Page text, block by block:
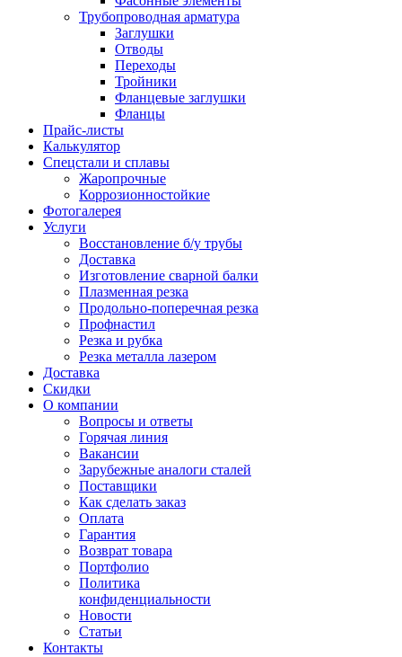
Трубопроводная арматура
Заглушки
Отводы
Переходы
Тройники
Фланцевые заглушки
Фланцы
Прайс-листы
Калькулятор
Спецстали и сплавы
Жаропрочные
Коррозионностойкие
Фотогалерея
Услуги
Восстановление б/у трубы
Доставка
Изготовление сварной балки
Плазменная резка
Продольно-поперечная резка
Профнастил
Резка и рубка
Резка металла лазером
Доставка
Скидки
О компании
Вопросы и ответы
Горячая линия
Вакансии
Зарубежные аналоги сталей
Поставщики
Как сделать заказ
Оплата
Гарантия
Возврат товара
Портфолио
Политика
конфиденциальности
Новости
Статьи
Контакты